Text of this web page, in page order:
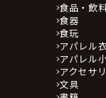
食品・飲
食器
食玩
アパレル
アパレル
アクセサ
文具